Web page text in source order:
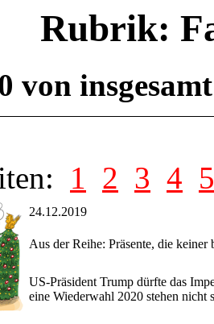
Rubrik:
von
1 2 3 4 5
24.12.2019
Aus der Reihe: Präsente, die keiner
US-Präsident Trump dürfte das
eine Wiederwahl 2020 stehen nicht